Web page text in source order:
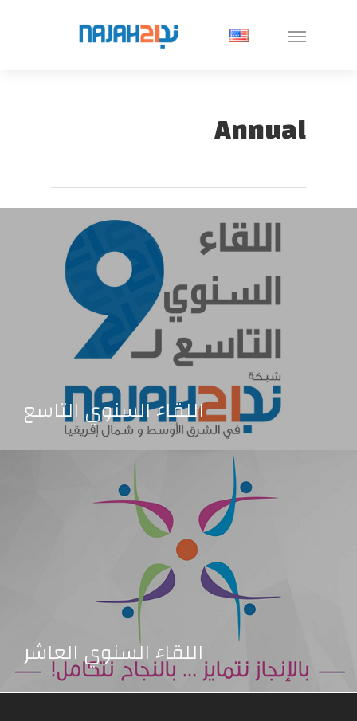
Annual
اللقاء السنوي التاسع
اللقاء السنوي العاشر